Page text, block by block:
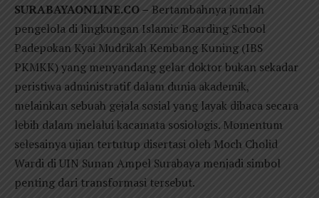
SURABAYAONLINE.CO – Bertambahnya jumlah
pengelola di lingkungan Islamic Boarding School
Padepokan Kyai Mudrikah Kembang Kuning (IBS
PKMKK) yang menyandang gelar doktor bukan sekadar
peristiwa administratif dalam dunia akademik,
melainkan sebuah gejala sosial yang layak dibaca secara
lebih dalam melalui kacamata sosiologis. Momentum
selesainya ujian tertutup disertasi oleh Moch Cholid
Wardi di UIN Sunan Ampel Surabaya menjadi simbol
penting dari transformasi tersebut.